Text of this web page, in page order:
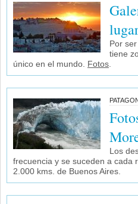
Por
tiene
único en el mundo. Fotos
Los
frecuencia y se suceden a cada
2.000 kms. de Buenos Aires.